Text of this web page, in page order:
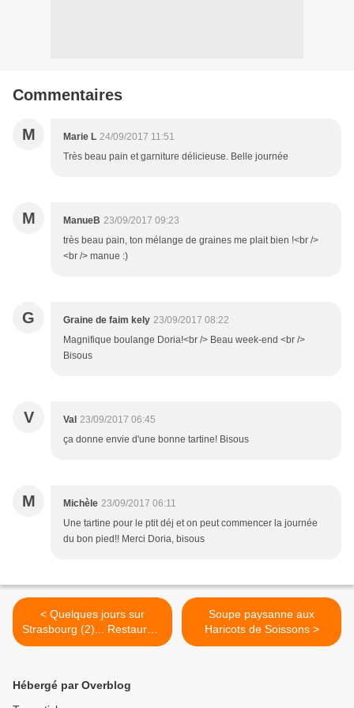
Commentaires
M Marie L 24/09/2017 11:51
Très beau pain et garniture délicieuse. Belle journée
M ManueB 23/09/2017 09:23
très beau pain, ton mélange de graines me plait bien !<br />
<br /> manue :)
G Graine de faim kely 23/09/2017 08:22
Magnifique boulange Doria!<br /> Beau week-end <br />
Bisous
V Val 23/09/2017 06:45
ça donne envie d'une bonne tartine! Bisous
M Michèle 23/09/2017 06:11
Une tartine pour le ptit déj et on peut commencer la journée
du bon pied!! Merci Doria, bisous
< Quelques jours sur
Strasbourg (2)... Restaurant
le "Tonneau"
Soupe paysanne aux
Haricots de Soissons >
Hébergé par Overblog